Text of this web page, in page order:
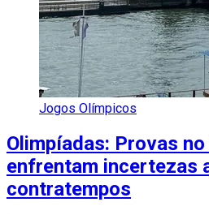
Jogos Olímpicos
Olimpíadas: Provas no
enfrentam incertezas
contratempos